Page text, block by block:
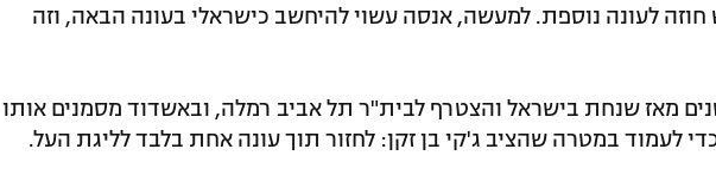
חוזה לעונה נוספת. למעשה, אנסה עשוי להיחשב כישראלי בעונה הבאה, וזה
מאז שנחת בישראל והצטרף לבית"ר תל אביב רמלה, ובאשדוד מסמנים אותו
לעמוד במטרה שהציב ג'קי בן זקן: לחזור תוך עונה אחת בלבד לליגת העל.